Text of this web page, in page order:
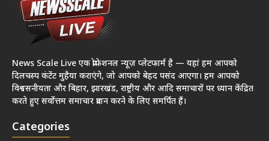
News Scale Live एक प्रोफेशनल न्यूज़ प्लेटफार्म है — यहां हम आपको
दिलचस्प कंटेंट मुहैया कराएंगे, जो आपको बेहद पसंद आएगा। हम आपको
विश्वसनीयता और बिहार, झारखंड, राष्ट्रीय और आदि समाचारों पर ध्यान केंद्रित
करते हुए सर्वोत्तम समाचार प्रदान करने के लिए समर्पित हैं।
Categories